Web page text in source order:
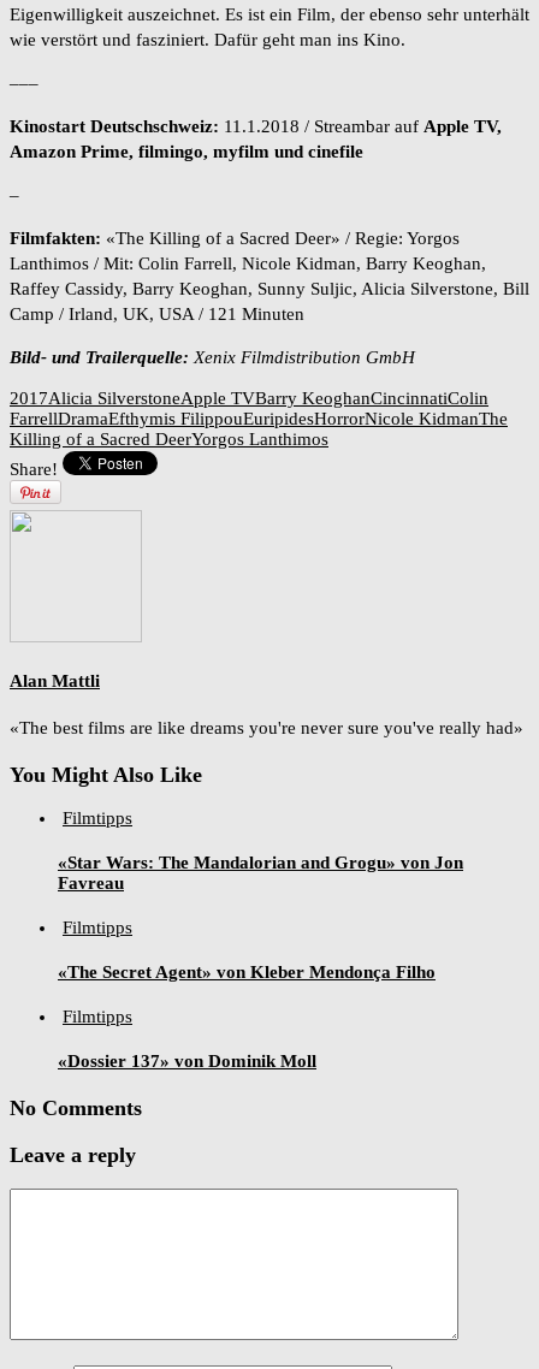
Eigenwilligkeit auszeichnet. Es ist ein Film, der ebenso sehr unterhält
wie verstört und fasziniert. Dafür geht man ins Kino.
–––
Kinostart Deutschschweiz: 11.1.2018 / Streambar auf Apple TV,
Amazon Prime, filmingo, myfilm und cinefile
–
Filmfakten: «The Killing of a Sacred Deer» / Regie: Yorgos
Lanthimos / Mit: Colin Farrell, Nicole Kidman, Barry Keoghan,
Raffey Cassidy, Barry Keoghan, Sunny Suljic, Alicia Silverstone, Bill
Camp / Irland, UK, USA / 121 Minuten
Bild- und Trailerquelle: Xenix Filmdistribution GmbH
2017Alicia SilverstoneApple TVBarry KeoghanCincinnatiColin
FarrellDramaEfthymis FilippouEuripidesHorrorNicole KidmanThe
Killing of a Sacred DeerYorgos Lanthimos
Share!
Alan Mattli
«The best films are like dreams you're never sure you've really had»
You Might Also Like
Filmtipps
«Star Wars: The Mandalorian and Grogu» von Jon
Favreau
Filmtipps
«The Secret Agent» von Kleber Mendonça Filho
Filmtipps
«Dossier 137» von Dominik Moll
No Comments
Leave a reply